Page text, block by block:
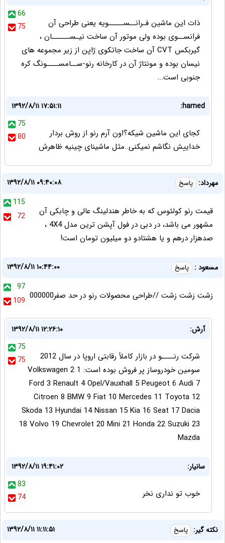
66
75
ذات این ماشین فـرانــســـــویه یعنی طراحی آن
فرانســوی بوده ولی موتور آن ساخت نیـســــــان ،
گیربکس CVT آن ساخت جاتکوی ژاپن از زیر مجموعه های
نیسان بوده و مونتاژ آن در کارخانه رنو-ســامســــونگ کره
جنوبی است...
hamed:
۱۳۹۲/۸/۱۱ ۱۷:۵۱:۱۱
75
80
کجای این ماشین شیکه؟اون آرم رنو از روش بردار
خداییش نگاشم نمیکنی..مثل ماشینای چینیه ظاهرش
مهرداد: پاسخ
۱۳۹۲/۸/۱۱ ۰۹:۴۰:۰۸
115
72
قیمت رنو کولئوس که به خاطر هندلینگ عالی و چابکی آن
مشهور می باشد، در دبی در فول آپشن ترین مدل 4X4 ،
صدهزار درهم و یا هشتادو دو میلیون تومان است!
مسعود : پاسخ
۱۳۹۲/۸/۱۱ ۱۰:۴۴:۰۰
97
109
زشت زشت زشت //طراحی محصولات رنو در حد صفر000000
آرش:
۱۳۹۲/۸/۱۱ ۱۲:۲۶:۱۰
75
75
شرکت رنــــو در بازار کاملاً رقابتی اروپا در سال 2012
سومین خودروساز پر فروش بوده است: 1 Volkswagen 2
Ford 3 Renault 4 Opel/Vauxhall 5 Peugeot 6 Audi 7
Citroen 8 BMW 9 Fiat 10 Mercedes 11 Toyota 12
Skoda 13 Hyundai 14 Nissan 15 Kia 16 Seat 17 Dacia
18 Volvo 19 Chevrolet 20 Mini 21 Honda 22 Suzuki 23
Mazda
سانیار:
۱۳۹۲/۸/۱۱ ۱۹:۴۱:۰۲
83
74
خوب تو نداری نخر
نکته گیر: پاسخ
۱۳۹۲/۸/۱۱ ۱۱:۱۱:۵۱